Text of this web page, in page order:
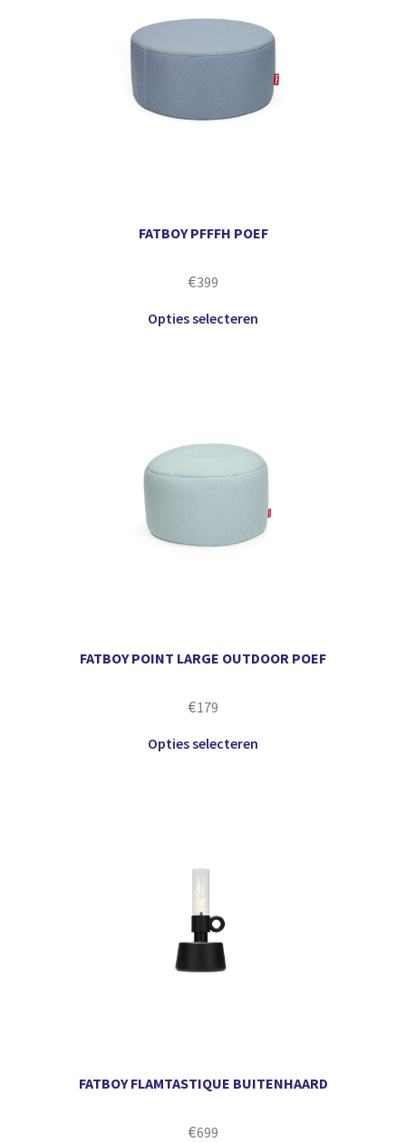
FATBOY PFFFH POEF
€399
Opties selecteren
FATBOY POINT LARGE OUTDOOR POEF
€179
Opties selecteren
FATBOY FLAMTASTIQUE BUITENHAARD
€699